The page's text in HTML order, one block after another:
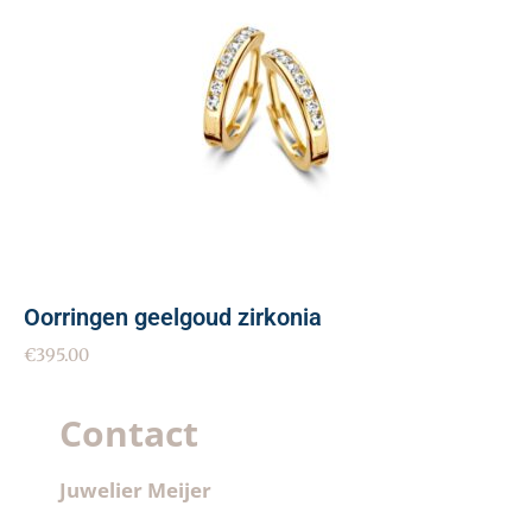
Oorringen geelgoud zirkonia
€395.00
Contact
Juwelier Meijer